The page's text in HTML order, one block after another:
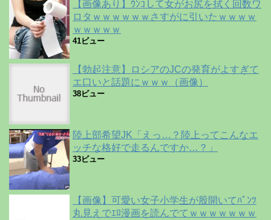
【画像あり】ｳﾝｺして女がお尻を拭く回数ワ
ロタｗｗｗｗｗｗさすがに引いたｗｗｗｗ
ｗｗｗｗｗ
41ビュー
【勃起注意】ロシアのJCの発育がよすぎて
エ口いと話題にｗｗｗ（画像）
38ビュー
陸上部希望JK「えっ…？陸上ってこんなエ
ッチな格好で走るんですか…？」
33ビュー
【画像】可愛い女子小学生が股開いてﾊﾟﾝﾂ
丸見えでｴﾛ漫画を読んでてｗｗｗｗｗｗｗ